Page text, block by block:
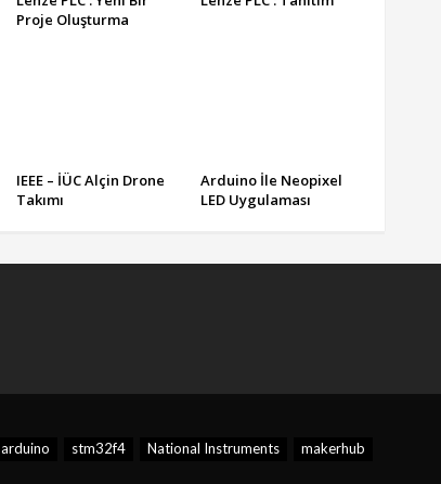
Proje Oluşturma
IEEE – İÜC Alçin Drone
Takımı
Arduino İle Neopixel
LED Uygulaması
arduino stm32f4 National Instruments
makerhub